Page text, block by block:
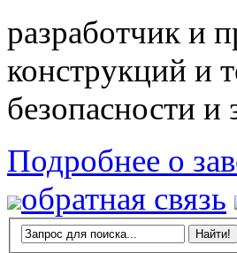
разработчик и
конструкций и
безопасности и
Подробнее о
обратная связь